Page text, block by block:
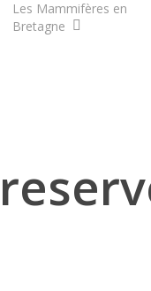
Les Mammifères en
Bretagne